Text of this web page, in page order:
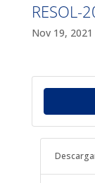
RESOL-
Nov 19, 2021